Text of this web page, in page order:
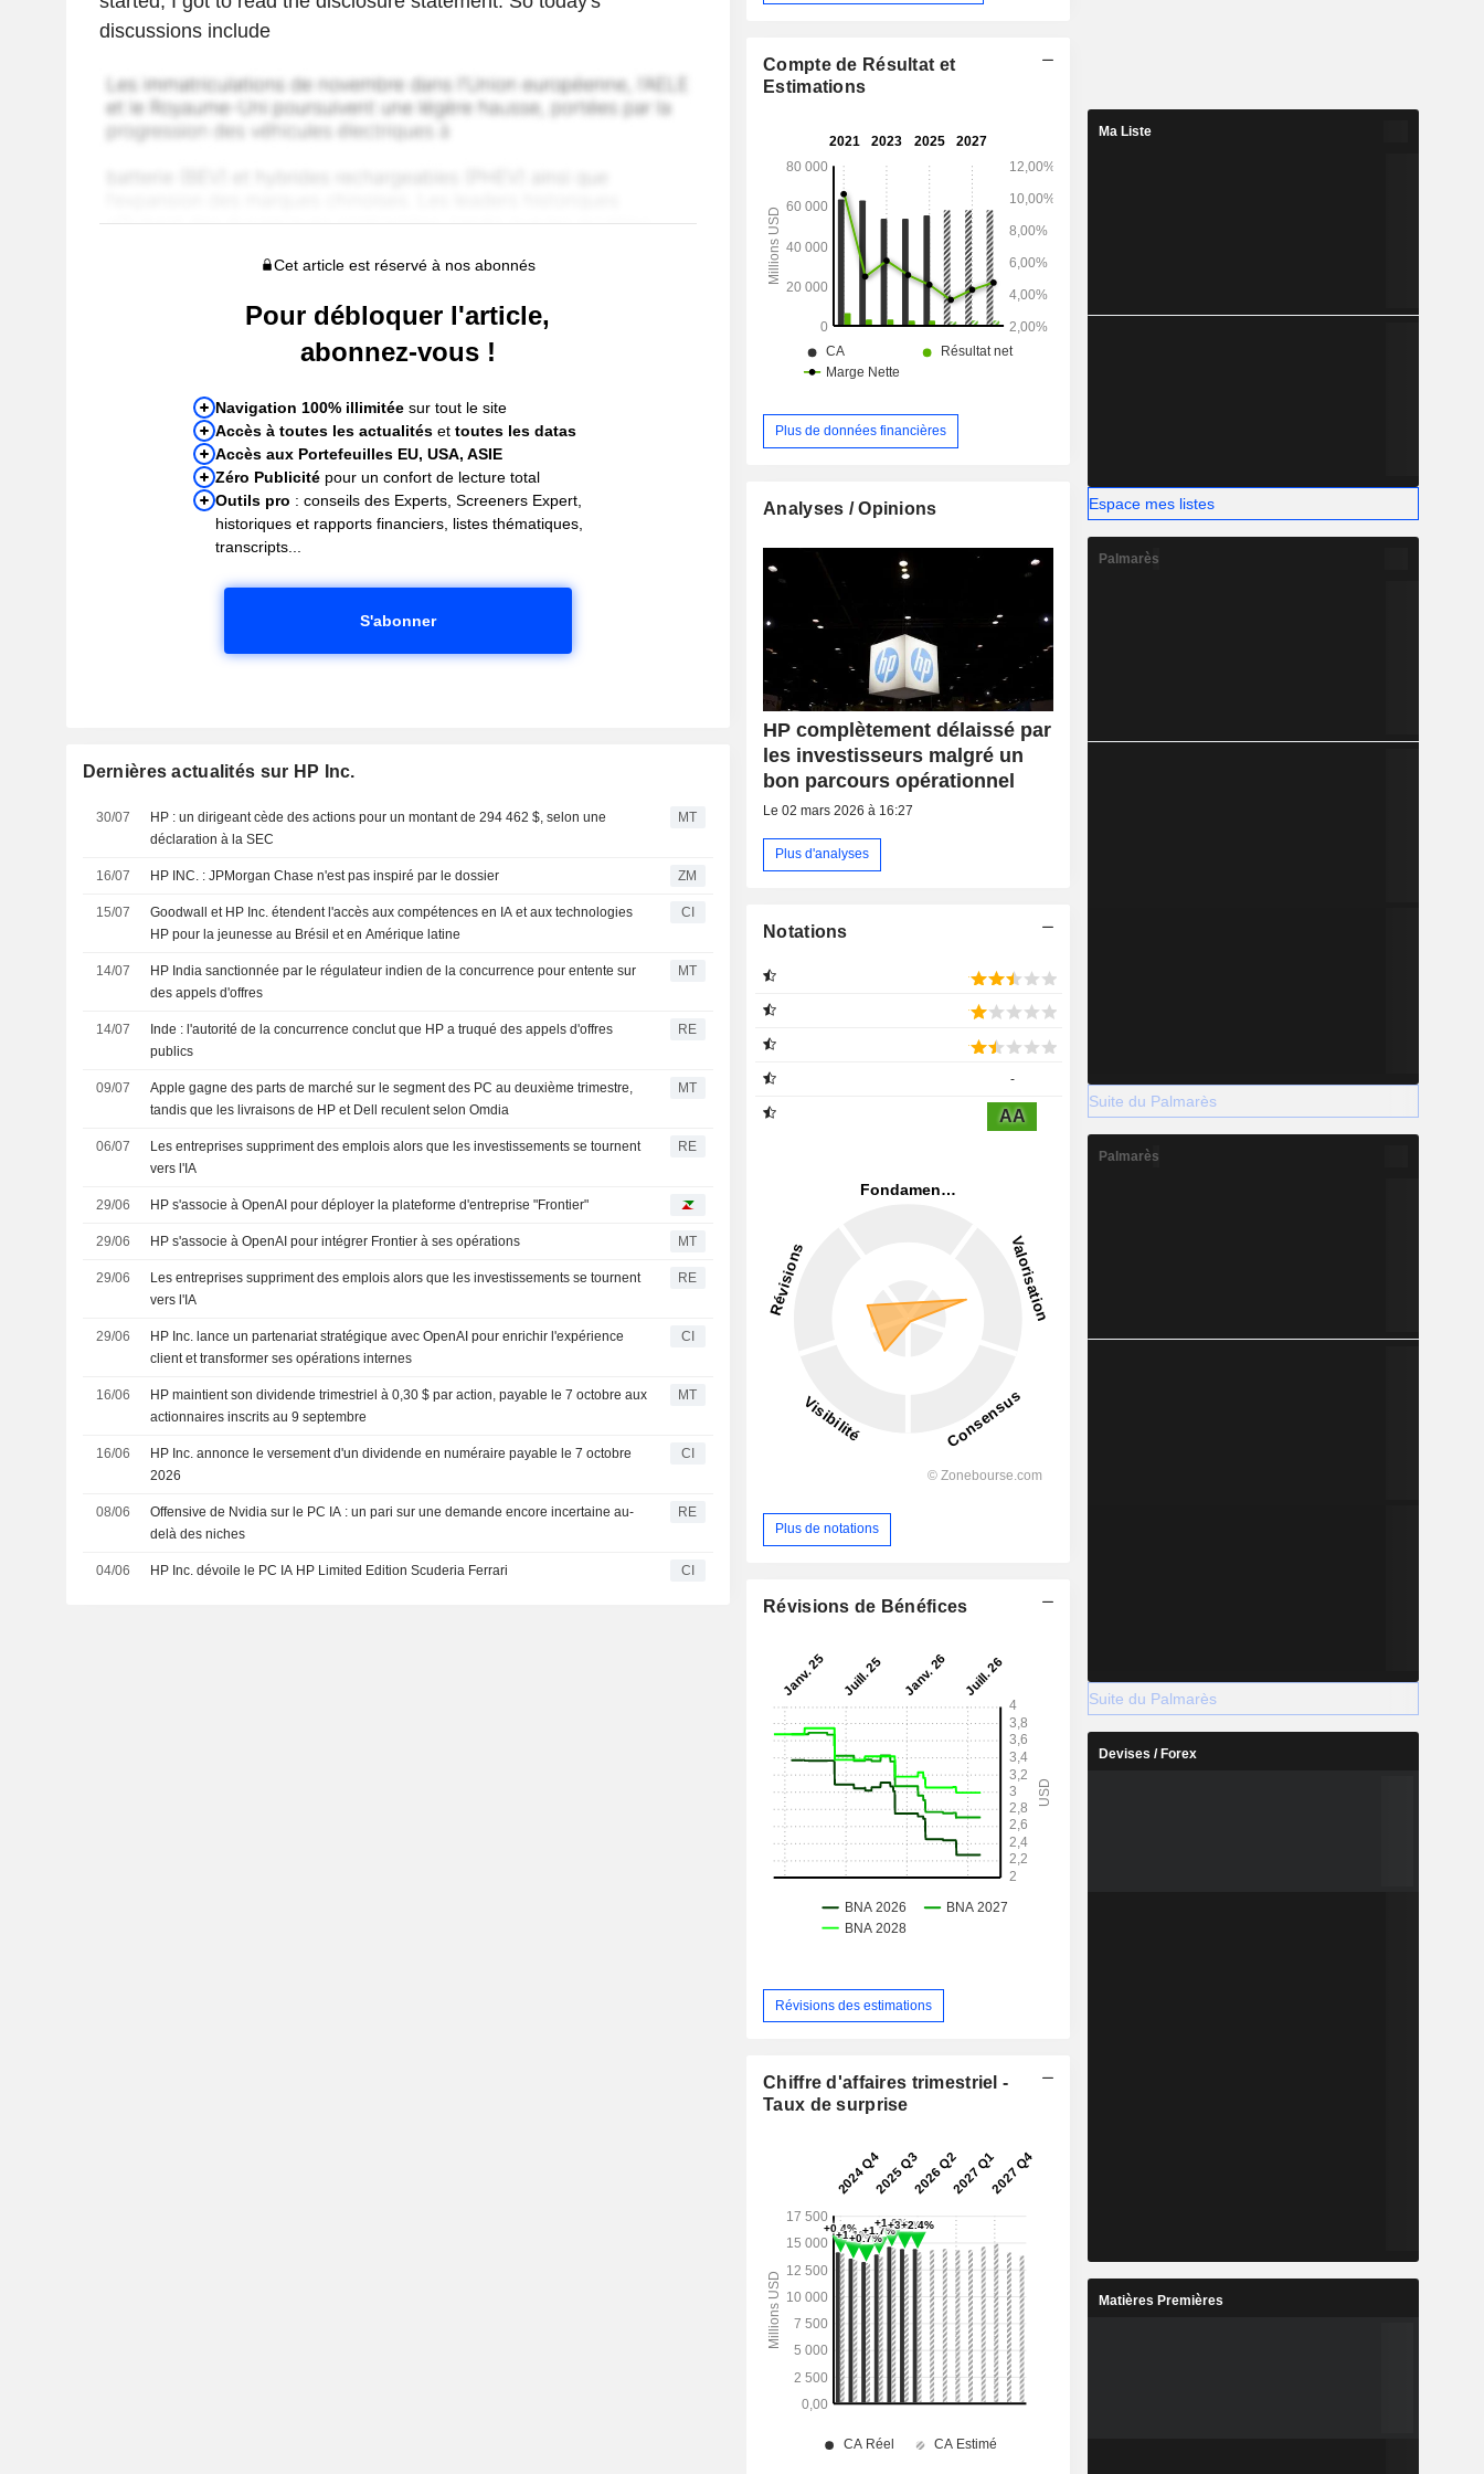
discussions include
Cet article est réservé à nos abonnés
Pour débloquer l'article,
abonnez-vous !
Navigation 100% illimitée sur tout le site
Accès à toutes les actualités ettoutes les datas
Accès aux Portefeuilles EU, USA, ASIE
Zéro Publicité pour un confort de lecture total
Outils pro : conseils des Experts, Screeners Expert,
historiques et rapports financiers, listes thématiques,
transcripts...
S'abonner
Dernières actualités sur HP Inc.
30/07
HP : un dirigeant cède des actions pour un montant de 294 462 $, selon une
déclaration à la SEC
MT
16/07 HP INC. : JPMorgan Chase n'est pas inspiré par le dossier ZM
15/07
Goodwall et HP Inc. étendent l'accès aux compétences en IA et aux technologies
HP pour la jeunesse au Brésil et en Amérique latine
CI
14/07
HP India sanctionnée par le régulateur indien de la concurrence pour entente sur
des appels d'offres
MT
14/07
Inde : l'autorité de la concurrence conclut que HP a truqué des appels d'offres
publics
RE
09/07
Apple gagne des parts de marché sur le segment des PC au deuxième trimestre,
tandis que les livraisons de HP et Dell reculent selon Omdia
MT
06/07
Les entreprises suppriment des emplois alors que les investissements se tournent
vers l'IA
RE
29/06 HP s'associe à OpenAI pour déployer la plateforme d'entreprise "Frontier"
29/06 HP s'associe à OpenAI pour intégrer Frontier à ses opérations MT
29/06
Les entreprises suppriment des emplois alors que les investissements se tournent
vers l'IA
RE
29/06
HP Inc. lance un partenariat stratégique avec OpenAI pour enrichir l'expérience
client et transformer ses opérations internes
CI
16/06
HP maintient son dividende trimestriel à 0,30 $ par action, payable le 7 octobre aux
actionnaires inscrits au 9 septembre
MT
16/06
HP Inc. annonce le versement d'un dividende en numéraire payable le 7 octobre
2026
CI
08/06
Offensive de Nvidia sur le PC IA : un pari sur une demande encore incertaine au-
delà des niches
RE
04/06 HP Inc. dévoile le PC IA HP Limited Edition Scuderia Ferrari CI
Compte de Résultat et
Estimations
Plus de données financières
Analyses / Opinions
HP complètement délaissé par
les investisseurs malgré un
bon parcours opérationnel
Le 02 mars 2026 à 16:27
Plus d'analyses
Notations
-
AA
Plus de notations
Révisions de Bénéfices
Révisions des estimations
Chiffre d'affaires trimestriel -
Taux de surprise
Ma Liste
Espace mes listes
Palmarès
Suite du Palmarès
Palmarès
Suite du Palmarès
Devises / Forex
Matières Premières